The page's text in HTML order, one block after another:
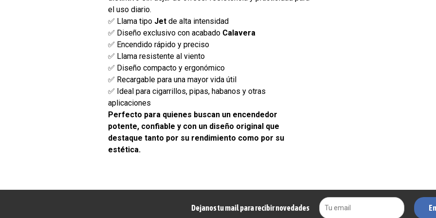
el uso diario.
✅ Llama tipo Jet de alta intensidad
✅ Diseño exclusivo con acabado Calavera
✅ Encendido rápido y preciso
✅ Llama resistente al viento
✅ Diseño compacto y ergonómico
✅ Recargable para una mayor vida útil
✅ Ideal para cigarrillos, pipas, habanos y otras
aplicaciones
Perfecto para quienes buscan un encendedor
potente, confiable y con un diseño original que
destaque tanto por su rendimiento como por su
estética.
Dejanos tu mail para recibir novedades